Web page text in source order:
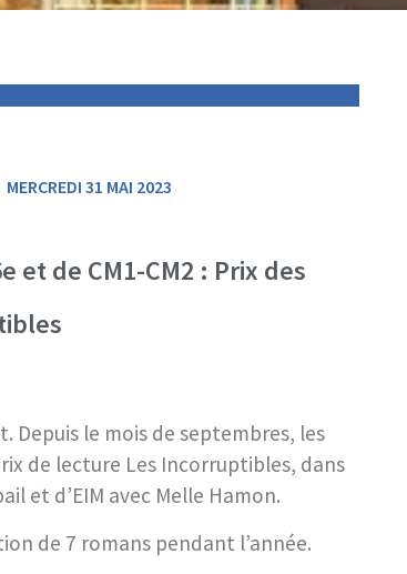
MERCREDI 31 MAI 2023
et de CM1-CM2 : Prix des
Depuis le mois de septembres, les
de lecture Les Incorruptibles, dans
et d’EIM avec Melle Hamon.
de 7 romans pendant l’année.